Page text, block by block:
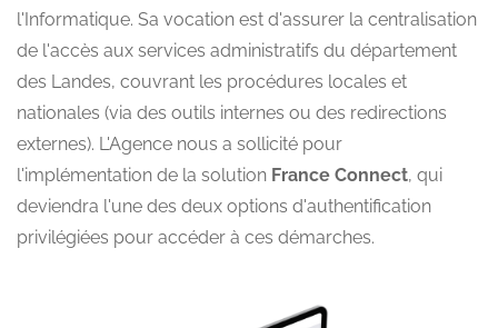
l'Informatique. Sa vocation est d'assurer la centralisation
de l'accès aux services administratifs du département
des Landes, couvrant les procédures locales et
nationales (via des outils internes ou des redirections
externes). L'Agence nous a sollicité pour
l'implémentation de la solution France Connect, qui
deviendra l'une des deux options d'authentification
privilégiées pour accéder à ces démarches.